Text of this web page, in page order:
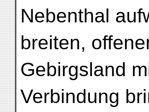
Nebenthal
breiten,
Gebirgsland
Verbindung